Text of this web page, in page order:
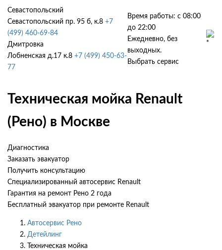
Севастопольский
Севастопольский пр. 95 б, к.8 +7
(499) 460-69-84
Дмитровка
Лобненская д.17 к.8 +7 (499) 450-63-
77
Время работы: с 08:00
до 22:00
Ежедневно, без
выходных.
Выбрать сервис
Техническая мойка Renault
(Рено) в Москве
Диагностика
Заказать эвакуатор
Получить консультацию
Специализированный автосервис Renault
Гарантия на ремонт Рено 2 года
Бесплатный эвакуатор при ремонте Renault
Автосервис Рено
Детейлинг
Техническая мойка